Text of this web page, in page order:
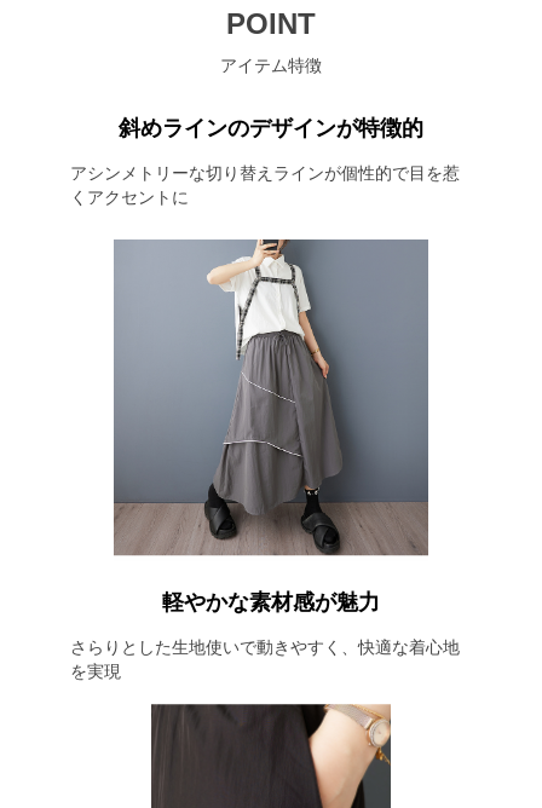
POINT
アイテム特徴
斜めラインのデザインが特徴的
アシンメトリーな切り替えラインが個性的で目を惹
くアクセントに
軽やかな素材感が魅力
さらりとした生地使いで動きやすく、快適な着心地
を実現